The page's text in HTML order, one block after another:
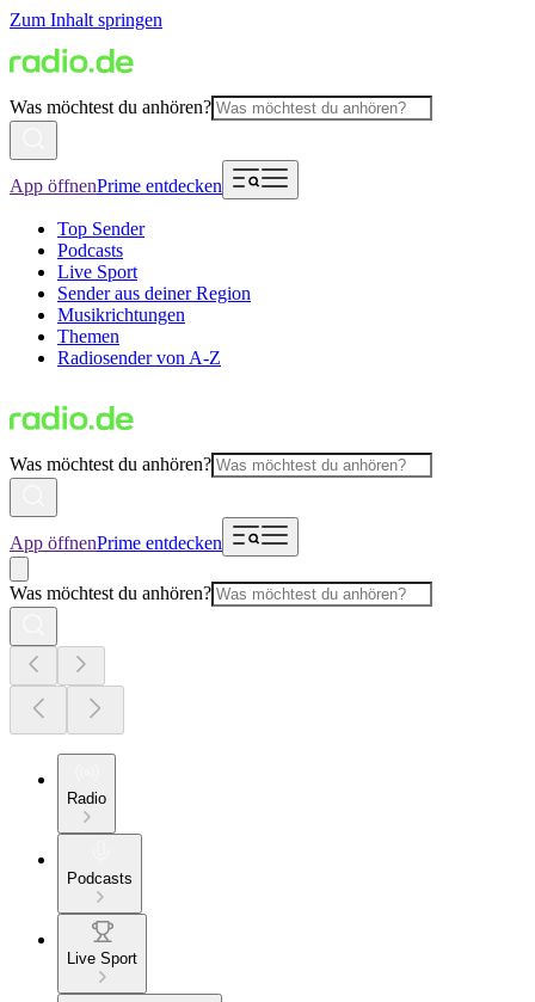
Zum Inhalt springen
Was möchtest du anhören?
App öffnenPrime entdecken
Top Sender
Podcasts
Live Sport
Sender aus deiner Region
Musikrichtungen
Themen
Radiosender von A-Z
Was möchtest du anhören?
App öffnenPrime entdecken
Was möchtest du anhören?
Radio
Podcasts
Live Sport